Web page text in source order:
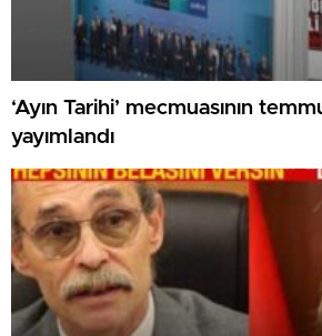
‘Ayın Tarihi’ mecmuasının
yayımlandı